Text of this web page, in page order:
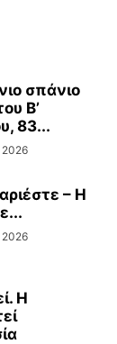
σπάνιο
Β’
83...
2026
– Η
2026
Η